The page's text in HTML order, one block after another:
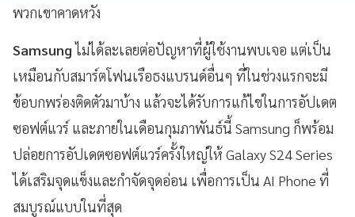
พวกเขาคาดหวัง
Samsungไม่ได้ละเลยต่อปัญหาที่ผู้ใช้งานพบเจอ แต่เป็น
เหมือนกับสมาร์ตโฟนเรือธงแบรนด์อื่นๆ ที่ในช่วงแรกจะมี
ข้อบกพร่องติดตัวมาบ้าง แล้วจะได้รับการแก้ไขในการอัปเดต
ซอฟต์แวร์ และภายในเดือนกุมภาพันธ์นี้ Samsung ก็พร้อม
ปล่อยการอัปเดตซอฟต์แวร์ครั้งใหญ่ให้ Galaxy S24 Series
ได้เสริมจุดแข็งและกำจัดจุดอ่อน เพื่อการเป็น AI Phone ที่
สมบูรณ์แบบในที่สุด